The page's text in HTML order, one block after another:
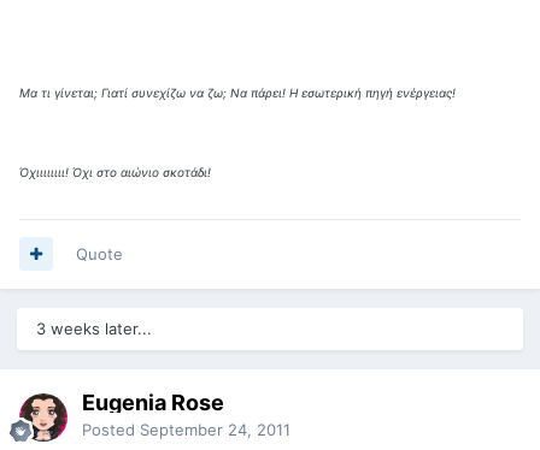
Μα τι γίνεται; Γιατί συνεχίζω να ζω; Να πάρει! Η εσωτερική πηγή ενέργειας!
Όχιιιιιιιι! Όχι στο αιώνιο σκοτάδι!
Quote
3 weeks later...
Eugenia Rose
Posted September 24, 2011